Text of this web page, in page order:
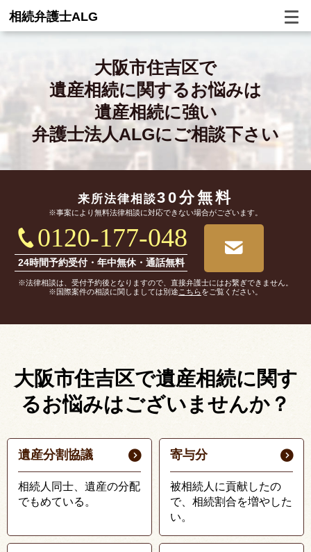
相続弁護士ALG
大阪市住吉区で
遺産相続に関するお悩みは
遺産相続に強い
弁護士法人ALGにご相談下さい
来所法律相談30分無料
※事案により無料法律相談に対応できない場合がございます。
0120-177-048
24時間予約受付・年中無休・通話無料
※法律相談は、受付予約後となりますので、直接弁護士にはお繋ぎできません。
※国際案件の相談に関しましては別途 こちらをご覧ください。
大阪市住吉区で遺産相続に関す
るお悩みはございませんか？
遺産分割協議
相続人同士、遺産の分配
でもめている。
寄与分
被相続人に貢献したの
で、相続割合を増やした
い。